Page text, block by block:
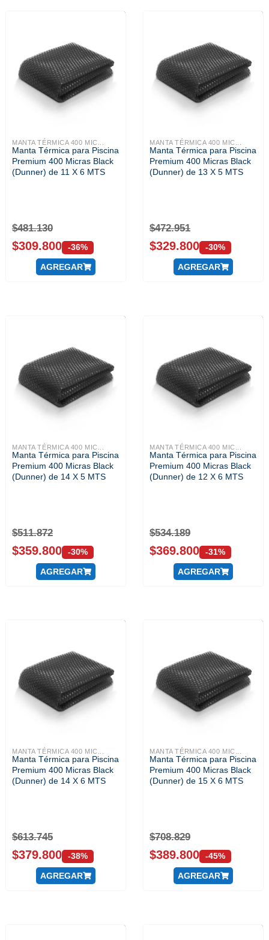
MANTA TÉRMICA 400 MIC...
Manta Térmica para Piscina
Premium 400 Micras Black
(Dunner) de 11 X 6 MTS
$481.130
$309.800 -36%
AGREGAR
MANTA TÉRMICA 400 MIC...
Manta Térmica para Piscina
Premium 400 Micras Black
(Dunner) de 13 X 5 MTS
$472.951
$329.800 -30%
AGREGAR
MANTA TÉRMICA 400 MIC...
Manta Térmica para Piscina
Premium 400 Micras Black
(Dunner) de 14 X 5 MTS
$511.872
$359.800 -30%
AGREGAR
MANTA TÉRMICA 400 MIC...
Manta Térmica para Piscina
Premium 400 Micras Black
(Dunner) de 12 X 6 MTS
$534.189
$369.800 -31%
AGREGAR
MANTA TÉRMICA 400 MIC...
Manta Térmica para Piscina
Premium 400 Micras Black
(Dunner) de 14 X 6 MTS
$613.745
$379.800 -38%
AGREGAR
MANTA TÉRMICA 400 MIC...
Manta Térmica para Piscina
Premium 400 Micras Black
(Dunner) de 15 X 6 MTS
$708.829
$389.800 -45%
AGREGAR